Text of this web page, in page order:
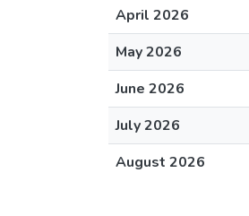
April 2026
May 2026
June 2026
July 2026
August 2026